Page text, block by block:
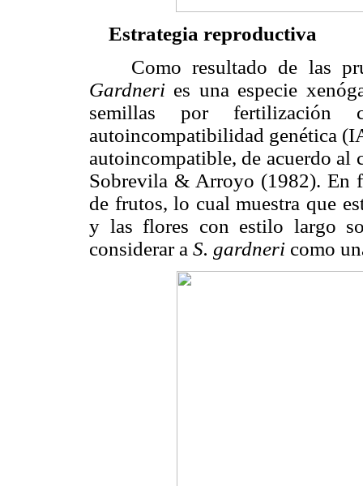
Estrategia reproductiva
Como resultado de las
Gardneri es una especie
semillas por fertilización
autoincompatibilidad genética
autoincompatible, de acuerdo
Sobrevila & Arroyo (1982). En
de frutos, lo cual muestra que
y las flores con estilo largo
considerar a S. gardneri como